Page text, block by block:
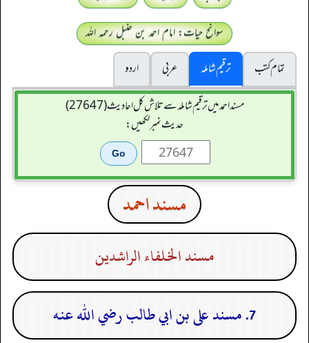
سوانح حیات: امام احمد بن حنبل رحمہ اللہ
تمام کتب
ترقیم شاملہ عربی
اردو
مسند احمد میں ترقیم شاملہ سے تلاش کل احادیث (27647)
حدیث نمبر لکھیں:
مسند احمد
مسند الخلفاء الراشدين
7. مسند على بن ابي طالب رضي الله عنه